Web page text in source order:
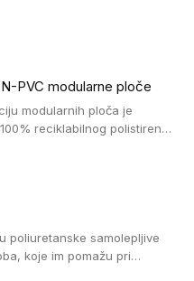
PVC modularne ploče
modularnih ploča je
reciklabilnog polistirena,
poliuretanske samolepljive
koje im pomažu pri